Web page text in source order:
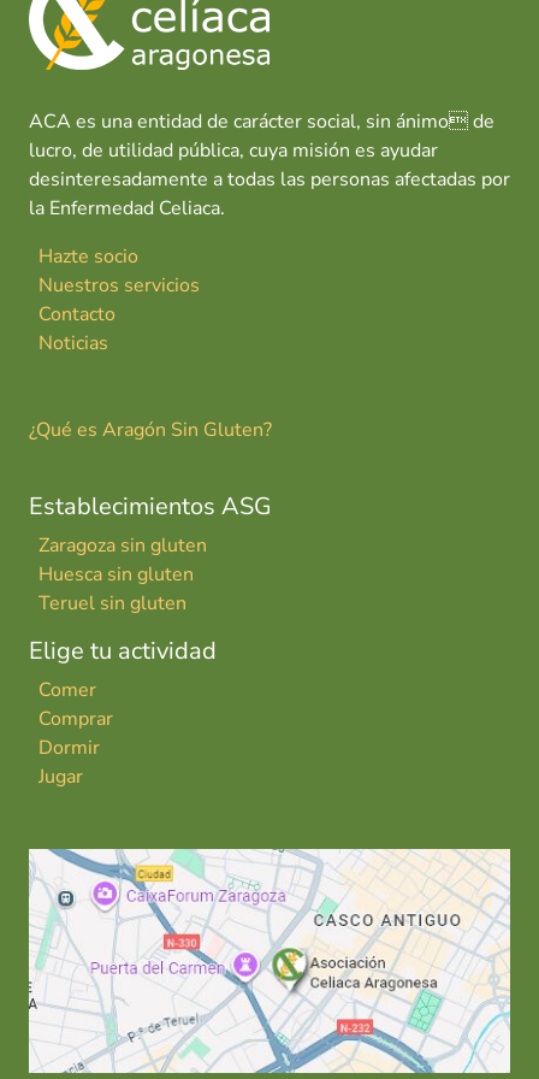
k p
ACA es una entidad de carácter social, sin ánimo de
lucro, de utilidad pública, cuya misión es ayudar
desinteresadamente a todas las personas afectadas por
la Enfermedad Celiaca.
Hazte socio
Nuestros servicios
Contacto
Noticias
¿Qué es Aragón Sin Gluten?
Establecimientos ASG
Zaragoza sin gluten
Huesca sin gluten
Teruel sin gluten
Elige tu actividad
Comer
Comprar
Dormir
Jugar